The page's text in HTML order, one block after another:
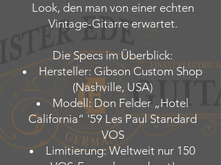
Look, den man von einer echten
Vintage-Gitarre erwartet.
Die Specs im Überblick:
Hersteller: Gibson Custom Shop
(Nashville, USA)
Modell: Don Felder „Hotel
California“ '59 Les Paul Standard
VOS
Limitierung: Weltweit nur 150